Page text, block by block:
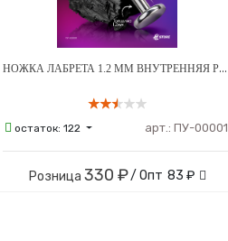
НОЖКА ЛАБРЕТА 1.2 ММ ВНУТРЕННЯЯ РЕЗЬБА ТИТАН
остаток:122 арт.: ПУ-00001
Розница 330 ₽/ Опт 83 ₽